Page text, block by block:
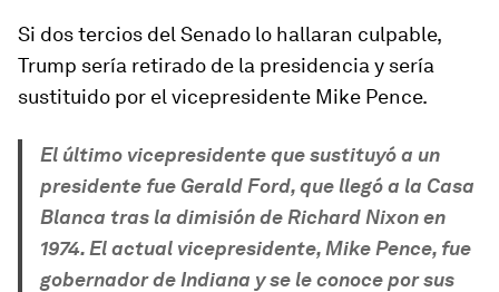
Si dos tercios del Senado lo hallaran culpable,
Trump sería retirado de la presidencia y sería
sustituido por el vicepresidente Mike Pence.
El último vicepresidente que sustituyó a un
presidente fue Gerald Ford, que llegó a la Casa
Blanca tras la dimisión de Richard Nixon en
1974. El actual vicepresidente, Mike Pence, fue
gobernador de Indiana y se le conoce por sus